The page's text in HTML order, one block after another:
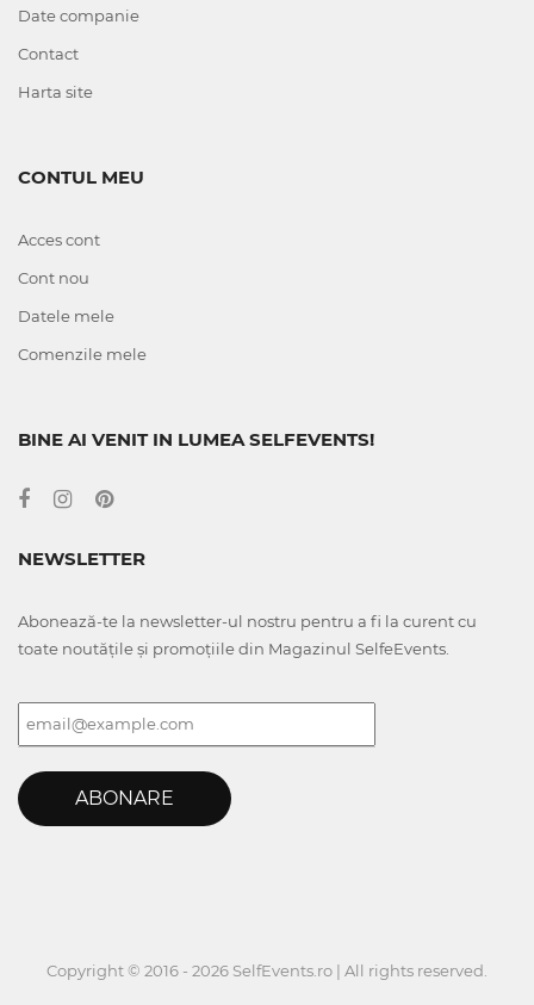
Date companie
Contact
Harta site
CONTUL MEU
Acces cont
Cont nou
Datele mele
Comenzile mele
BINE AI VENIT IN LUMEA SELFEVENTS!
NEWSLETTER
Abonează-te la newsletter-ul nostru pentru a fi la curent cu
toate noutățile și promoțiile din Magazinul SelfeEvents.
ABONARE
Copyright © 2016 - 2026 SelfEvents.ro | All rights reserved.